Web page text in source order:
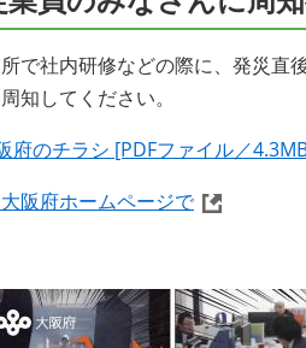
で社内研修などの際に、発災直
知してください。
府のチラシ [PDFファイル／
阪府ホームページで